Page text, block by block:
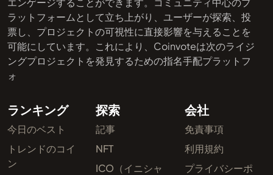
ラットフォームとして立ち上がり、ユーザーが探索、投
票し、プロジェクトの可視性に直接影響を与えることを
可能にしています。これにより、Coinvoteは次のライジ
ングプロジェクトを発見するための指名手配プラットフ
ォ
ランキング
今日のベスト
トレンドのコイ
ン
探索
記事
NFT
ICO（イニシャ
会社
免責事項
利用規約
プライバシーポ